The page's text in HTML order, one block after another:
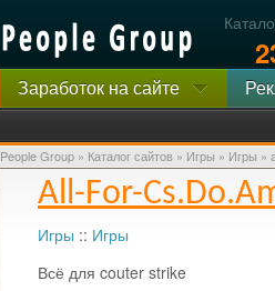
Заработок на сайте
People Group » Каталог сайтов » Игры » Игры »
All-For-
Игры :: Игры
Всё для couter strike